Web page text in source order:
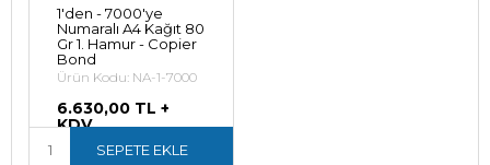
1'den - 7000'ye
Numaralı A4 Kağıt 80
Gr 1. Hamur - Copier
Bond
Ürün Kodu: NA-1-7000
6.630,00 TL +
KDV
7.956,00 TL (KDV
SEPETE EKLE